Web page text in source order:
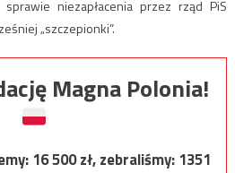
niezapłacenia przez rząd PiS
„szczepionki”.
Magna Polonia!
16 500zł, zebraliśmy:1351